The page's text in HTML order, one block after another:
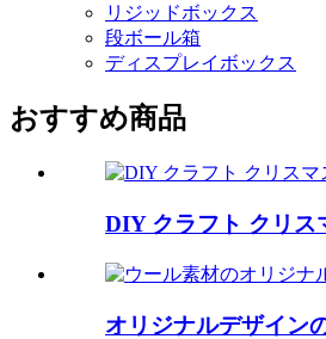
リジッドボックス
段ボール箱
ディスプレイボックス
おすすめ商品
DIY クラフト クリス
オリジナルデザイン